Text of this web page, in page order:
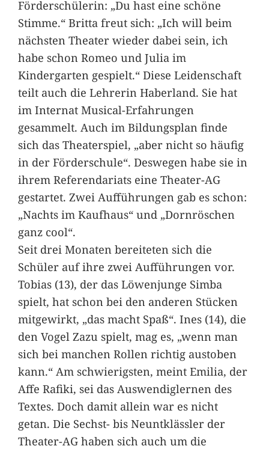
Förderschülerin: „Du hast eine schöne
Stimme.“ Britta freut sich: „Ich will beim
nächsten Theater wieder dabei sein, ich
habe schon Romeo und Julia im
Kindergarten gespielt.“ Diese Leidenschaft
teilt auch die Lehrerin Haberland. Sie hat
im Internat Musical-Erfahrungen
gesammelt. Auch im Bildungsplan finde
sich das Theaterspiel, „aber nicht so häufig
in der Förderschule“. Deswegen habe sie in
ihrem Referendariats eine Theater-AG
gestartet. Zwei Aufführungen gab es schon:
„Nachts im Kaufhaus“ und „Dornröschen
ganz cool“.
Seit drei Monaten bereiteten sich die
Schüler auf ihre zwei Aufführungen vor.
Tobias (13), der das Löwenjunge Simba
spielt, hat schon bei den anderen Stücken
mitgewirkt, „das macht Spaß“. Ines (14), die
den Vogel Zazu spielt, mag es, „wenn man
sich bei manchen Rollen richtig austoben
kann.“ Am schwierigsten, meint Emilia, der
Affe Rafiki, sei das Auswendiglernen des
Textes. Doch damit allein war es nicht
getan. Die Sechst- bis Neuntklässler der
Theater-AG haben sich auch um die